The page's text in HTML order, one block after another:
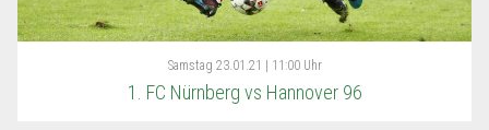
Samstag 23.01.21 | 11:00 Uhr
1. FC Nürnberg vs Hannover 96